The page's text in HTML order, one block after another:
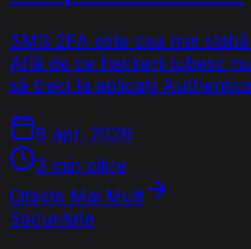
SMS 2FA este cea mai
Află de ce hackerii iubesc
să treci la aplicații
8 apr. 2026
3 min citire
Citește Mai Mult
Securitate